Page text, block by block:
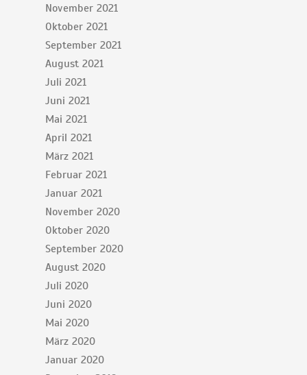
November 2021
Oktober 2021
September 2021
August 2021
Juli 2021
Juni 2021
Mai 2021
April 2021
März 2021
Februar 2021
Januar 2021
November 2020
Oktober 2020
September 2020
August 2020
Juli 2020
Juni 2020
Mai 2020
März 2020
Januar 2020